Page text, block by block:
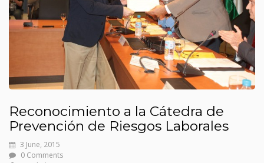
Reconocimiento a la Cátedra de
Prevención de Riesgos Laborales
3 June, 2015
0 Comments